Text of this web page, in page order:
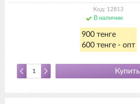
Код: 12813
В наличии
900 тенге
600 тенге - опт
Купить